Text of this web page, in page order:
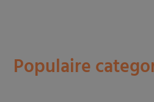
Populaire